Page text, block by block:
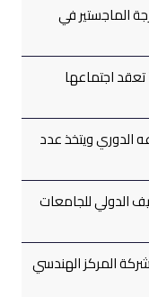
الماجستير في
اللجنة التوجيهية لمشروع TVETCQ تعقد اجتماعها
الدوري ويتخذ عدد
الدولي للجامعات
المركز الهندسي